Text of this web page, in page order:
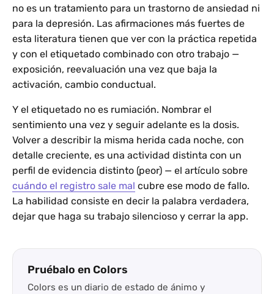
no es un tratamiento para un trastorno de ansiedad ni
para la depresión. Las afirmaciones más fuertes de
esta literatura tienen que ver con la práctica repetida
y con el etiquetado combinado con otro trabajo —
exposición, reevaluación una vez que baja la
activación, cambio conductual.
Y el etiquetado no es rumiación. Nombrar el
sentimiento una vez y seguir adelante es la dosis.
Volver a describir la misma herida cada noche, con
detalle creciente, es una actividad distinta con un
perfil de evidencia distinto (peor) — el artículo sobre
cuándo el registro sale mal cubre ese modo de fallo.
La habilidad consiste en decir la palabra verdadera,
dejar que haga su trabajo silencioso y cerrar la app.
Pruébalo en Colors
Colors es un diario de estado de ánimo y